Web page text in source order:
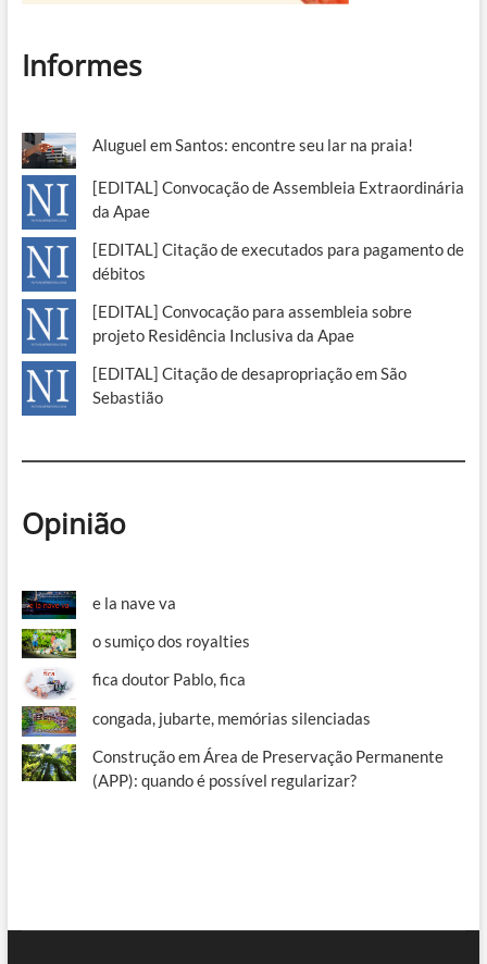
Informes
Aluguel em Santos: encontre seu lar na praia!
[EDITAL] Convocação de Assembleia Extraordinária
da Apae
[EDITAL] Citação de executados para pagamento de
débitos
[EDITAL] Convocação para assembleia sobre
projeto Residência Inclusiva da Apae
[EDITAL] Citação de desapropriação em São
Sebastião
Opinião
e la nave va
o sumiço dos royalties
fica doutor Pablo, fica
congada, jubarte, memórias silenciadas
Construção em Área de Preservação Permanente
(APP): quando é possível regularizar?